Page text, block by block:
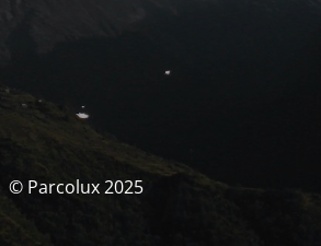
© Parcolux 2025